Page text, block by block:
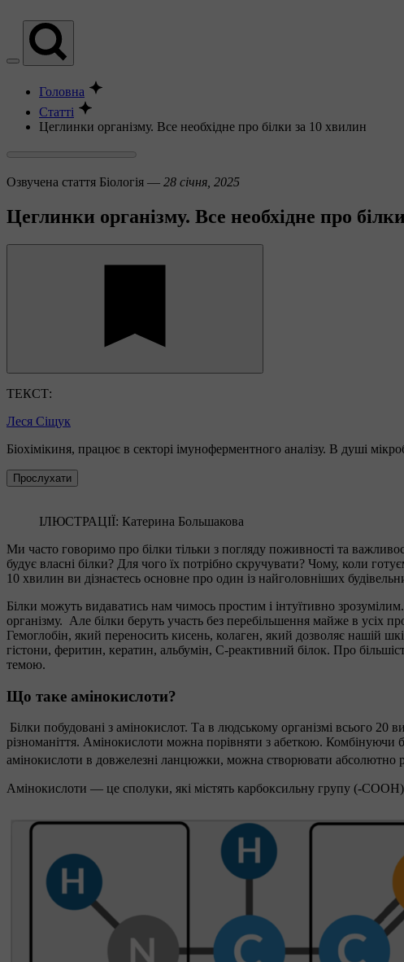
Головна
Статті
Цеглинки організму. Все необхідне про білки за 10 хвилин
Озвучена стаття Біологія — 28 січня, 2025
Цеглинки організму. Все необхідне про
ТЕКСТ:
Леся Сіщук
Біохімікиня, працює в секторі імуноферментного аналізу. В душі
Прослухати
ІЛЮСТРАЦІЇ: Катерина Большакова
Ми часто говоримо про білки тільки з погляду поживності та
будує власні білки? Для чого їх потрібно скручувати? Чому, коли
10 хвилин ви дізнаєтесь основне про один із найголовніших
Білки можуть видаватись нам чимось простим і інтуїтивно
організму. Але білки беруть участь без перебільшення майже в усіх
Гемоглобін, який переносить кисень, колаген, який дозволяє нашій
гістони, феритин, кератин, альбумін, С-реактивний білок. Про
темою.
Що таке амінокислоти?
Білки побудовані з амінокислот. Та в людському організмі всього 20
різноманіття. Амінокислоти можна порівняти з абеткою.
амінокислоти в довжелезні ланцюжки, можна створювати абсолютно
Амінокислоти — це сполуки, які містять карбоксильну групу (-